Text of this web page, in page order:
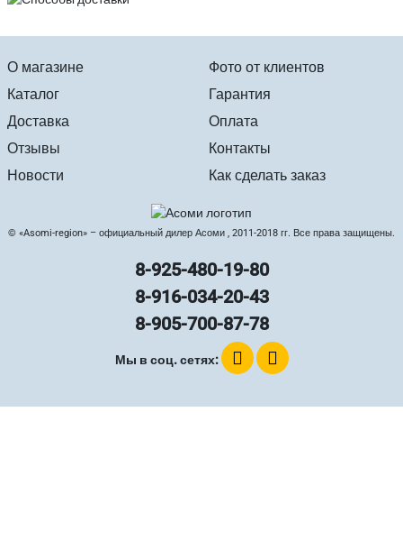
О магазине
Каталог
Доставка
Отзывы
Новости
Фото от клиентов
Гарантия
Оплата
Контакты
Как сделать заказ
© «Asomi-region» – официальный дилер Асоми , 2011-2018 гг. Все права защищены.
8-925-480-19-80
8-916-034-20-43
8-905-700-87-78
Мы в соц. сетях: